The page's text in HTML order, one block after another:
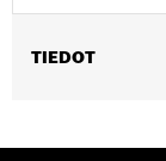
TIEDOT